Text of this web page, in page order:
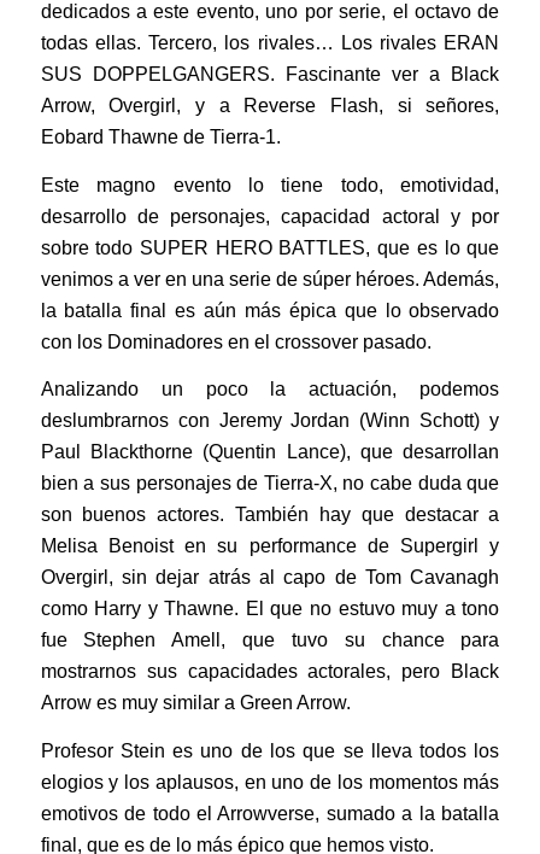
dedicados a este evento, uno por serie, el octavo de
todas ellas. Tercero, los rivales… Los rivales ERAN
SUS DOPPELGANGERS. Fascinante ver a Black
Arrow, Overgirl, y a Reverse Flash, si señores,
Eobard Thawne de Tierra-1.
Este magno evento lo tiene todo, emotividad,
desarrollo de personajes, capacidad actoral y por
sobre todo SUPER HERO BATTLES, que es lo que
venimos a ver en una serie de súper héroes. Además,
la batalla final es aún más épica que lo observado
con los Dominadores en el crossover pasado.
Analizando un poco la actuación, podemos
deslumbrarnos con Jeremy Jordan (Winn Schott) y
Paul Blackthorne (Quentin Lance), que desarrollan
bien a sus personajes de Tierra-X, no cabe duda que
son buenos actores. También hay que destacar a
Melisa Benoist en su performance de Supergirl y
Overgirl, sin dejar atrás al capo de Tom Cavanagh
como Harry y Thawne. El que no estuvo muy a tono
fue Stephen Amell, que tuvo su chance para
mostrarnos sus capacidades actorales, pero Black
Arrow es muy similar a Green Arrow.
Profesor Stein es uno de los que se lleva todos los
elogios y los aplausos, en uno de los momentos más
emotivos de todo el Arrowverse, sumado a la batalla
final, que es de lo más épico que hemos visto.